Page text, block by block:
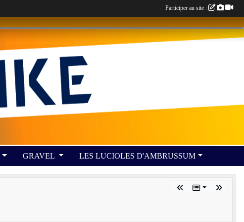
GRAVEL LES LUCIOLES D'AMBRUSSUM
Participer au site :